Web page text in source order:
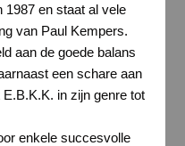
1987 en staat al vele
van Paul Kempers.
aan de goede balans
een schare aan
in zijn genre tot
enkele succesvolle